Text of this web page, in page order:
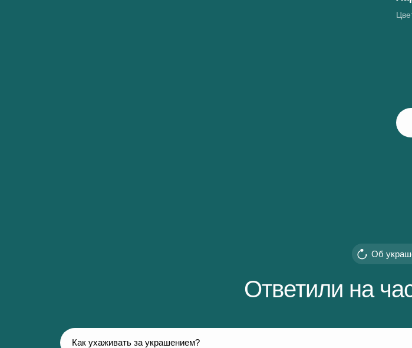
Ответили на
Об
Как ухаживать за украшением?